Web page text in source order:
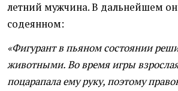
летний мужчина. В дальнейшем он
содеянном:
«Фигурант в пьяном состоянии
животными. Во время игры
поцарапала ему руку, поэтому